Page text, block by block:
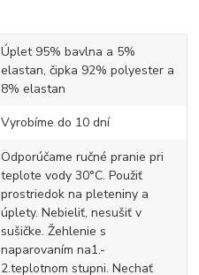
Úplet 95% bavlna a 5%
elastan, čipka 92% polyester a
8% elastan
Vyrobíme do 10 dní
Odporúčame ručné pranie pri
teplote vody 30°C. Použiť
prostriedok na pleteniny a
úplety. Nebieliť, nesušiť v
sušičke. Žehlenie s
naparovaním na1.-
2.teplotnom stupni. Nechať